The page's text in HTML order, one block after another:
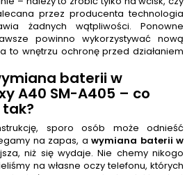
przez producenta technologia
żadnych wątpliwości. Ponowne
powinno wykorzystywać nową
to wnętrzu ochronę przed działaniem
baterii w
A40 SM-A405 – co
sporo osób może odnieść
na zapas, awymiana baterii w
niż się wydaje. Nie chemy nikogo
na własne oczy telefonu, których